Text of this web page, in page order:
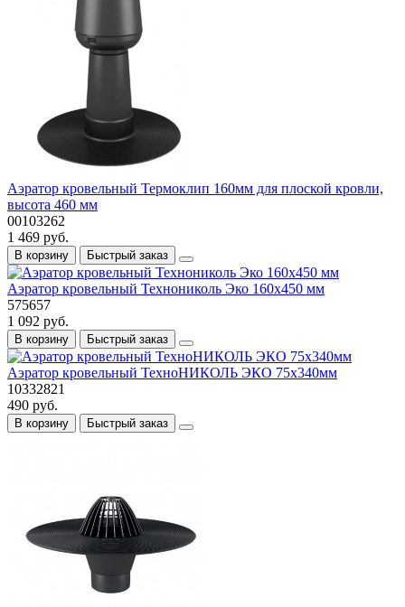
Аэратор кровельный Термоклип 160мм для плоской кровли,
высота 460 мм
00103262
1 469 руб.
В корзину Быстрый заказ
Аэратор кровельный Технониколь Эко 160х450 мм
575657
1 092 руб.
В корзину Быстрый заказ
Аэратор кровельный ТехноНИКОЛЬ ЭКО 75х340мм
10332821
490 руб.
В корзину Быстрый заказ